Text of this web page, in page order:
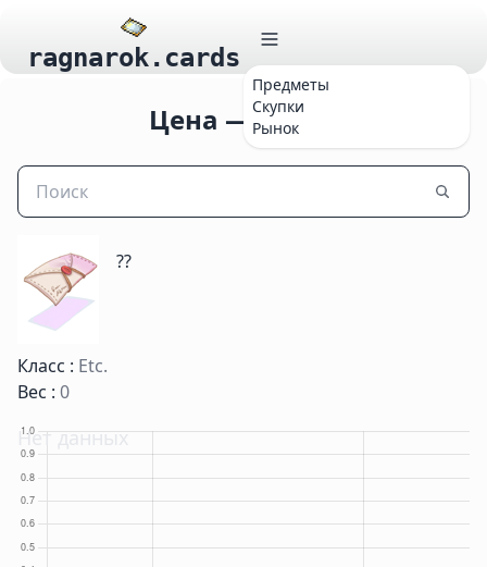
ragnarok.cards
Предметы
Скупки
Рынок
Цена —
??
Класс : Etc.
Вес : 0
Нет данных